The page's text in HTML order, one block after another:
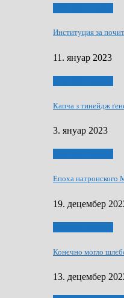
Институция за
11. януар 2023
Капча з тинейдж
3. януар 2023
Епоха
19. децембер
Конєчно могло
13. децембер